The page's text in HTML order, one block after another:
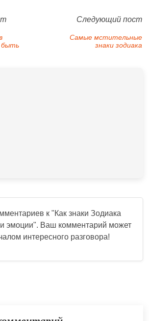
быть
Следующий пост
Самые мстительные
знаки зодиака
к "Как знаки Зодиака
эмоции". Ваш комментарий может
интересного разговора!